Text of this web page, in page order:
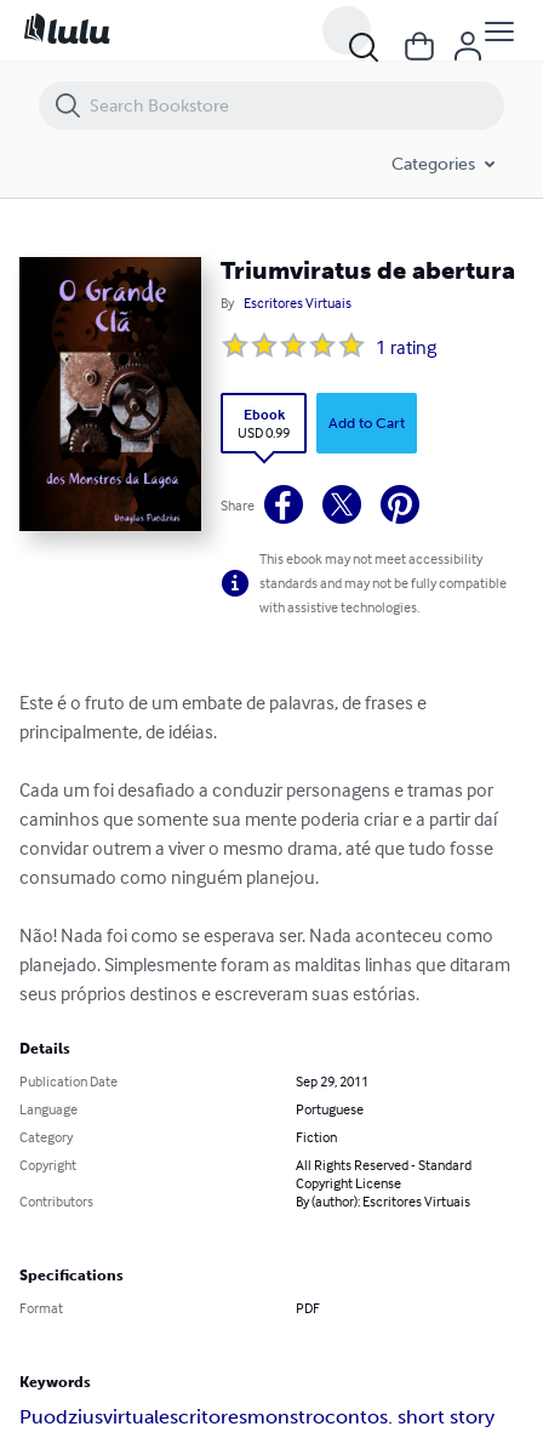
Categories
Triumviratus de abertura
By Escritores Virtuais
1 rating
Ebook
USD 0.99
Add to Cart
Share
This ebook may not meet accessibility
standards and may not be fully compatible
with assistive technologies.
Este é o fruto de um embate de palavras, de frases e
principalmente, de idéias.
Cada um foi desafiado a conduzir personagens e tramas por
caminhos que somente sua mente poderia criar e a partir daí
convidar outrem a viver o mesmo drama, até que tudo fosse
consumado como ninguém planejou.
Não! Nada foi como se esperava ser. Nada aconteceu como
planejado. Simplesmente foram as malditas linhas que ditaram
seus próprios destinos e escreveram suas estórias.
Details
Publication Date
Sep 29, 2011
Language
Portuguese
Category
Fiction
Copyright
All Rights Reserved - Standard
Copyright License
Contributors
By (author): Escritores Virtuais
Specifications
Format PDF
Keywords
Puodziusvirtualescritoresmonstrocontos. short story
Triumviratus de abertura